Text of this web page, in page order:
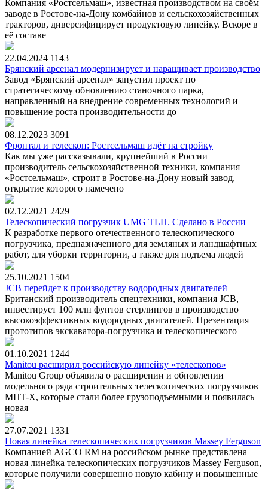
Компания «Ростсельмаш», известная производством на своём
заводе в Ростове-на-Дону комбайнов и сельскохозяйственных
тракторов, диверсифицирует продуктовую линейку. Вскоре в
её составе
22.04.2024 1143
Брянский арсенал модернизирует и наращивает производство
Завод «Брянский арсенал» запустил проект по
стратегическому обновлению станочного парка,
направленный на внедрение современных технологий и
повышение роста производительности до
08.12.2023 3091
Фронтал и телескоп: Ростсельмаш идёт на стройку
Как мы уже рассказывали, крупнейший в России
производитель сельскохозяйственной техники, компания
«Ростсельмаш», строит в Ростове-на-Дону новый завод,
открытие которого намечено
02.12.2021 2429
Телескопический погрузчик UMG TLH. Сделано в России
К разработке первого отечественного телескопического
погрузчика, предназначенного для земляных и ландшафтных
работ, для уборки территории, а также для подъема людей
25.10.2021 1504
JCB перейдет к производству водородных двигателей
Британский производитель спецтехники, компания JCB,
инвестирует 100 млн фунтов стерлингов в производство
высокоэффективных водородных двигателей. Презентация
прототипов экскаватора-погрузчика и телескопического
01.10.2021 1244
Manitou расширил российскую линейку «телескопов»
Manitou Group объявила о расширении и обновлении
модельного ряда строительных телескопических погрузчиков
MHT-X, которые стали более грузоподъемными и появилась
новая
27.07.2021 1331
Новая линейка телескопических погрузчиков Massey Ferguson
Компанией AGCO RM на российском рынке представлена
новая линейка телескопических погрузчиков Massey Ferguson,
которые получили совершенно новую кабину и повышенные